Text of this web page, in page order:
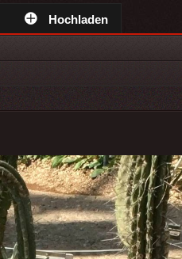
Hochladen